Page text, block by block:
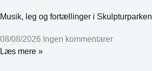
Musik, leg og fortællinger i Skulpturparken
08/08/2026 Ingen kommentarer
Læs mere »